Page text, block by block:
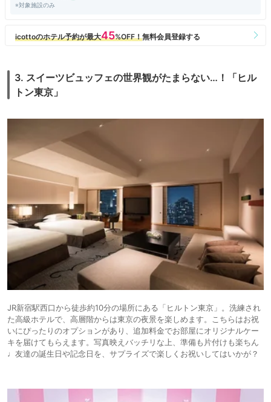
※対象施設のみ
3. スイーツビュッフェの世界観がたまらない…！「ヒル
トン東京」
JR新宿駅西口から徒歩約10分の場所にある「ヒルトン東京」。洗練され
た高級ホテルで、高層階からは東京の夜景を楽しめます。こちらはお祝
いにぴったりのオプションがあり、追加料金でお部屋にオリジナルケー
キを届けてもらえます。写真映えバッチリな上、準備も片付けも楽ちん
♩友達の誕生日や記念日を、サプライズで楽しくお祝いしてはいかが？